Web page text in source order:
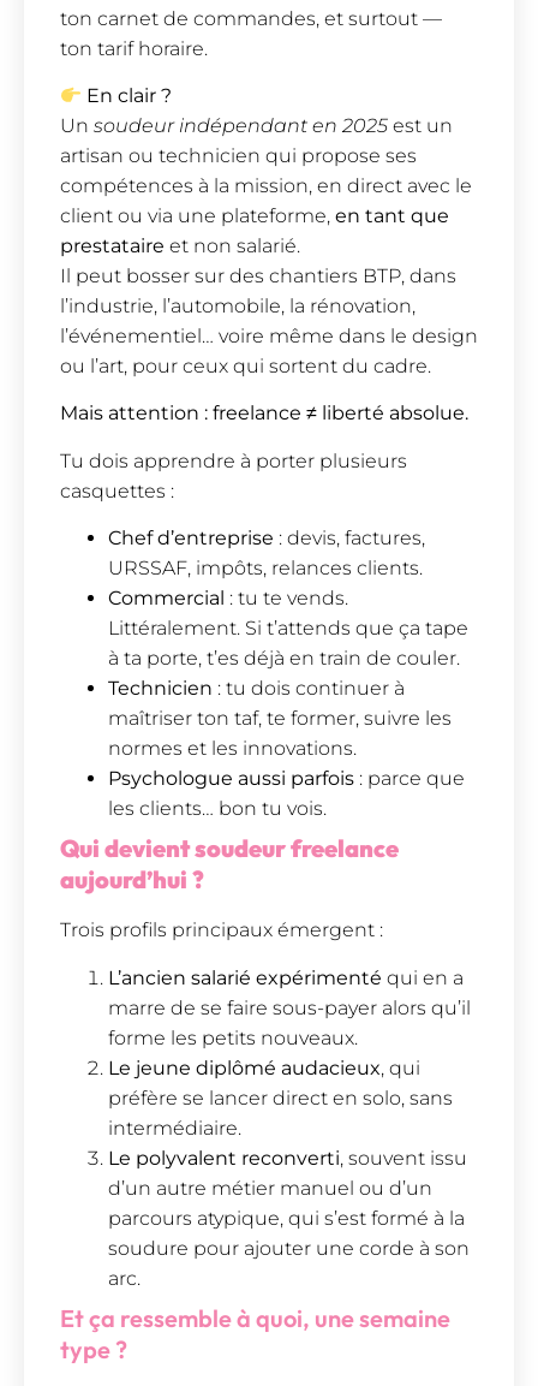
ton carnet de commandes, et surtout —
ton tarif horaire.
En clair ?
Un soudeur indépendant en 2025 est un
artisan ou technicien qui propose ses
compétences à la mission, en direct avec le
client ou via une plateforme, en tant que
prestataire et non salarié.
Il peut bosser sur des chantiers BTP, dans
l’industrie, l’automobile, la rénovation,
l’événementiel… voire même dans le design
ou l’art, pour ceux qui sortent du cadre.
Mais attention : freelance ≠ liberté absolue.
Tu dois apprendre à porter plusieurs
casquettes :
Chef d’entreprise : devis, factures,
URSSAF, impôts, relances clients.
Commercial : tu te vends.
Littéralement. Si t’attends que ça tape
à ta porte, t’es déjà en train de couler.
Technicien : tu dois continuer à
maîtriser ton taf, te former, suivre les
normes et les innovations.
Psychologue aussi parfois : parce que
les clients… bon tu vois.
Qui devient soudeur freelance
aujourd’hui ?
Trois profils principaux émergent :
L’ancien salarié expérimenté qui en a
marre de se faire sous-payer alors qu’il
forme les petits nouveaux.
Le jeune diplômé audacieux, qui
préfère se lancer direct en solo, sans
intermédiaire.
Le polyvalent reconverti, souvent issu
d’un autre métier manuel ou d’un
parcours atypique, qui s’est formé à la
soudure pour ajouter une corde à son
arc.
Et ça ressemble à quoi, une semaine
type ?